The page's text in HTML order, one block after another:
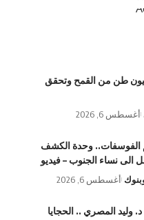
تنتج 2.7 مليون طن من القمح وتحقق
أغسطس 6, 2026
الفوسفات.. وحدة الكشف
الى نساء الجنوب – فيديو
أغسطس 6, 2026
د. وليد المصري .. الحجايا